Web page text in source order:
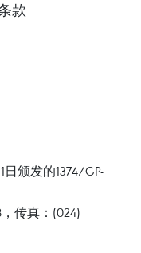
款
颁发的1374/GP-
，传真：(024)